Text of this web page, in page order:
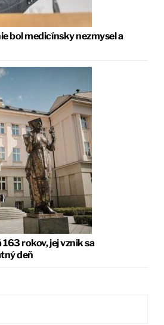
bol medicínsky nezmysel a
rokov, jej vznik sa
deň